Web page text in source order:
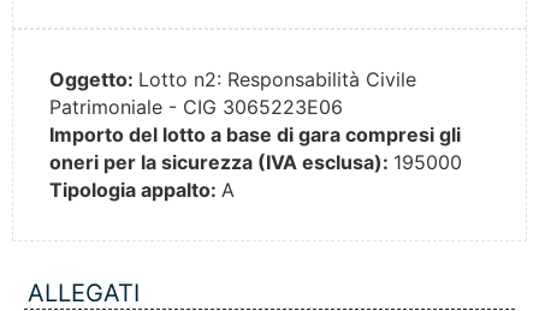
Oggetto: Lotto n2: Responsabilità Civile
Patrimoniale - CIG 3065223E06
Importo del lotto a base di gara compresi gli
oneri per la sicurezza (IVA esclusa): 195000
Tipologia appalto: A
ALLEGATI